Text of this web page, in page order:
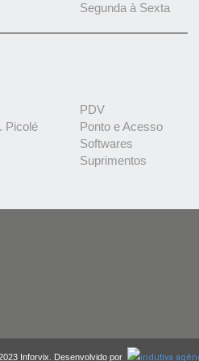
Segunda à Sexta
Picolé
PDV
Ponto e Acesso
Softwares
Suprimentos
Inforvix. Desenvolvido por